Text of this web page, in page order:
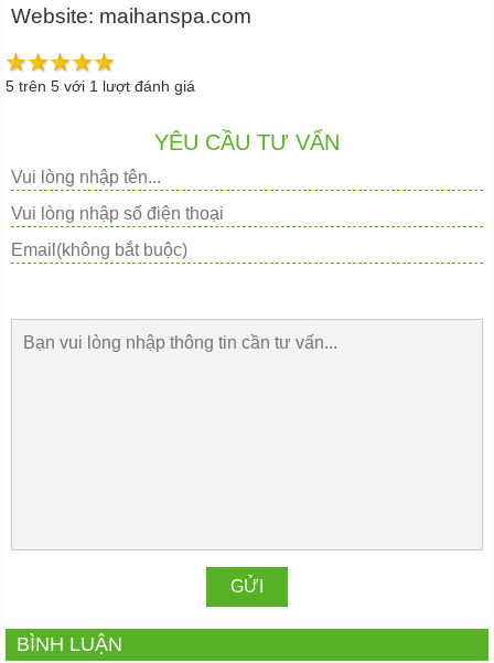
Website: maihanspa.com
5 trên 5 với 1 lượt đánh giá
YÊU CẦU TƯ VẤN
BÌNH LUẬN